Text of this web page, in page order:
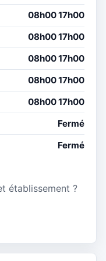
08h00 17h00
08h00 17h00
08h00 17h00
08h00 17h00
08h00 17h00
Fermé
Fermé
établissement ?